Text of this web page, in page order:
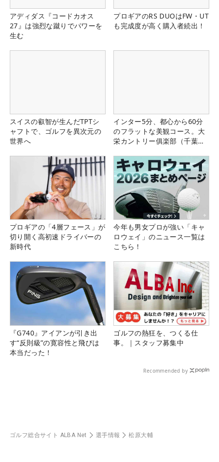
アディダス『コードカオス
27』は強烈な蹴りでパワーを
生む
プロギアのRS DUOはFW・UT
も完成度が高く購入者続出！
スイスの叡智が生んだTPTシ
ャフトで、ゴルフを異次元の
世界へ
インター5分、都心から60分
のフラットな美観コース。大
栄カントリー俱楽部（千葉
プロギアの「4層フェース」が
切り開く高初速ドライバーの
新時代
今年も男女プロが強い「キャ
ロウェイ」のニュース一覧は
こちら！
『G740』アイアンが引き出
す“反則級”の寛容性と飛びは
本当だった！
ゴルフの熱狂を、つくる仕
事。｜スタッフ募集中
Recommended by
ゴルフ総合サイト ALBA Net 選手情報 松原大輔